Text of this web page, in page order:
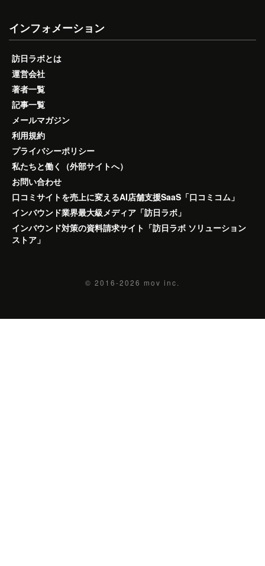
インフォメーション
訪日ラボとは
運営会社
著者一覧
記事一覧
メールマガジン
利用規約
プライバシーポリシー
私たちと働く（外部サイトへ）
お問い合わせ
口コミサイトを売上に変えるAI店舗支援SaaS「口コミコム」
インバウンド業界最大級メディア「訪日ラボ」
インバウンド対策の資料請求サイト「訪日ラボ ソリューション
ストア」
© 2016-2026 mov inc.